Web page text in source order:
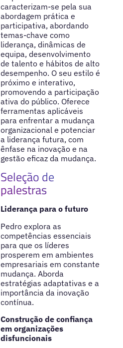
caracterizam-se pela sua
abordagem prática e
participativa, abordando
temas-chave como
liderança, dinâmicas de
equipa, desenvolvimento
de talento e hábitos de alto
desempenho. O seu estilo é
próximo e interativo,
promovendo a participação
ativa do público. Oferece
ferramentas aplicáveis
para enfrentar a mudança
organizacional e potenciar
a liderança futura, com
ênfase na inovação e na
gestão eficaz da mudança.
Seleção de
palestras
Liderança para o futuro
Pedro explora as
competências essenciais
para que os líderes
prosperem em ambientes
empresariais em constante
mudança. Aborda
estratégias adaptativas e a
importância da inovação
contínua.
Construção de confiança
em organizações
disfuncionais